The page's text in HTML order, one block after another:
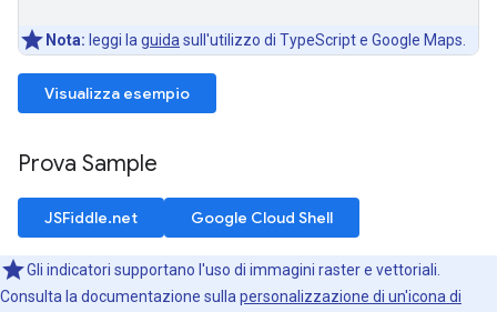
Nota: leggi laguidasull'utilizzo di TypeScript e Google Maps.
Visualizza esempio
Prova Sample
JSFiddle.net Google Cloud Shell
Gli indicatori supportano l'uso di immagini raster e vettoriali.
Consulta la documentazione sullapersonalizzazione di un'icona di